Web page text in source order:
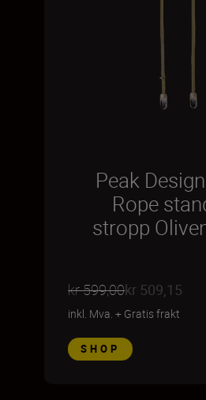
Peak
Rope
stropp
kr 599,00kr 509,15
inkl. Mva. + Gratis frakt
SHOP